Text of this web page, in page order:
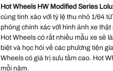
Hot Wheels HW Modified Series
cùng tinh xảo với tỷ lệ thu nhỏ 1/64
phỏng chính xác với hình ảnh xe
Hot Wheels có rất nhiều mẫu xe sẽ
biệt và học hỏi về các phương tiện
Wheels có giá trị sưu tầm cao. Hot
mỗi năm.